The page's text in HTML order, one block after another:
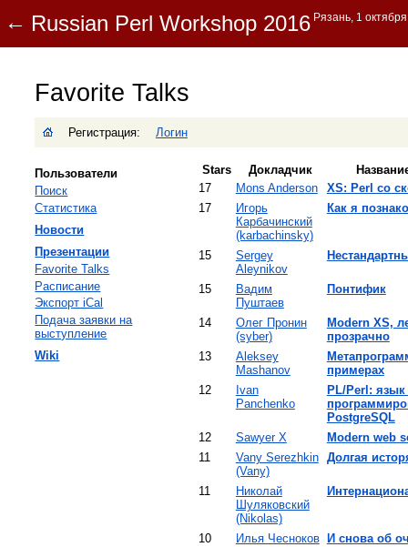
Favorite Talks
Регистрация: Логин
Пользователи
Поиск
Статистика
Новости
Презентации
Favorite Talks
Расписание
Экспорт iCal
Подача заявки на
выступление
Wiki
Stars Докладчик
17
Mons Anderson
‎XS: Perl со
17
Игорь
Карбачинский
(‎karbachinsky‎)
‎Как я
15
Sergey
Aleynikov
15
Вадим
Пуштаев
‎Понтифик‎
14
Олег Пронин
(‎syber‎)
‎Modern XS,
прозрачно‎
13
Aleksey
Mashanov
примерах‎
12
Ivan
Panchenko
‎PL/Perl: язык
PostgreSQL‎
12
Sawyer X
‎Modern web
11
Vany Serezhkin
(‎Vany‎)
‎Долгая
11
Николай
Шуляковский
(‎Nikolas‎)
10 Илья Чесноков
‎И снова об